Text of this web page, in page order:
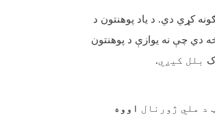
کړي دي. د یاد پوهنتون د
دي چې نه یوازې د پوهنتون
بلل کیږي.
د ملي ژورنال اووه